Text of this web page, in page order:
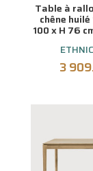
Table à
chêne
100 x H 76
3